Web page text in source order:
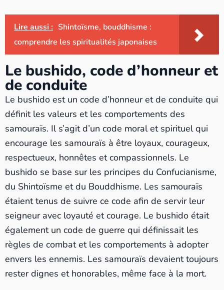
Lire aussi : Shintoïsme, bouddhisme :
comprendre les spiritualités japonaises
Le bushido, code d’honneur et
de conduite
Le bushido est un code d’honneur et de conduite qui
définit les valeurs et les comportements des
samouraïs. Il s’agit d’un code moral et spirituel qui
encourage les samouraïs à être loyaux, courageux,
respectueux, honnêtes et compassionnels. Le
bushido se base sur les principes du Confucianisme,
du Shintoïsme et du Bouddhisme. Les samouraïs
étaient tenus de suivre ce code afin de servir leur
seigneur avec loyauté et courage. Le bushido était
également un code de guerre qui définissait les
règles de combat et les comportements à adopter
envers les ennemis. Les samouraïs devaient toujours
rester dignes et honorables, même face à la mort.